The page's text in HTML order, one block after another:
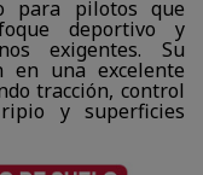
para pilotos que
deportivo y
exigentes. Su
en una excelente
tracción, control
y superficies